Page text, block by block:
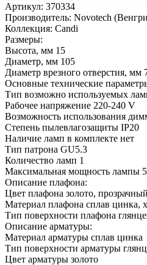
Артикул: 370334
Производитель: Novotech
Коллекция: Candi
Размеры:
Высота, мм 15
Диаметр, мм 105
Диаметр врезного отверстия, мм
Основные технические
Тип возможно используемых
Рабочее напряжение 220-240 V
Возможность использования
Степень пылевлагозащиты IP20
Наличие ламп в комплекте нет
Тип патрона GU5.3
Количество ламп 1
Максимальная мощность лампы
Описание плафона:
Цвет плафона золото, прозрачный
Материал плафона сплав цинка,
Тип поверхности плафона
Описание арматуры:
Материал арматуры сплав цинка
Тип поверхности арматуры
Цвет арматуры золото